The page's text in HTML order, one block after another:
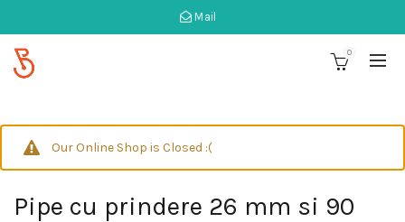
Mail
0
Our Online Shop is Closed :(
Pipe cu prindere 26 mm si 90